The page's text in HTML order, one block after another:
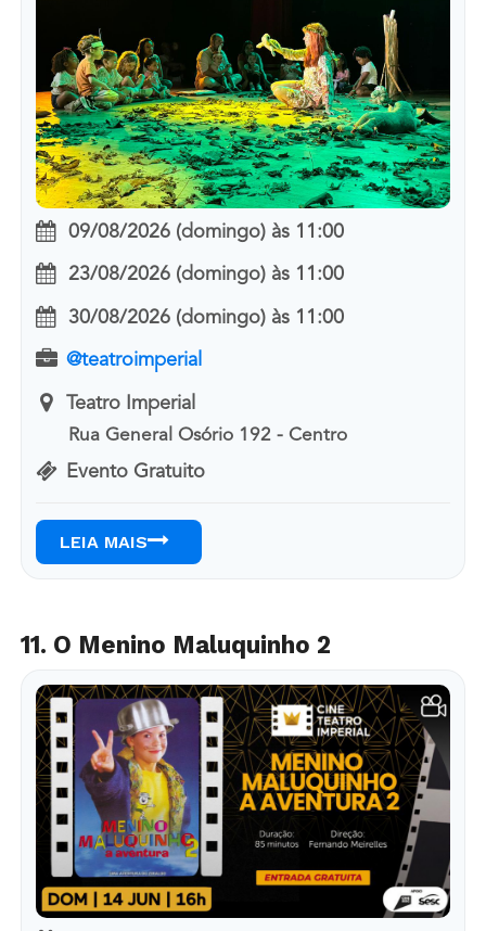
09/08/2026 (domingo) às 11:00
23/08/2026 (domingo) às 11:00
30/08/2026 (domingo) às 11:00
@teatroimperial
Teatro Imperial
Rua General Osório 192 - Centro
Evento Gratuito
LEIA MAIS
11. O Menino Maluquinho 2